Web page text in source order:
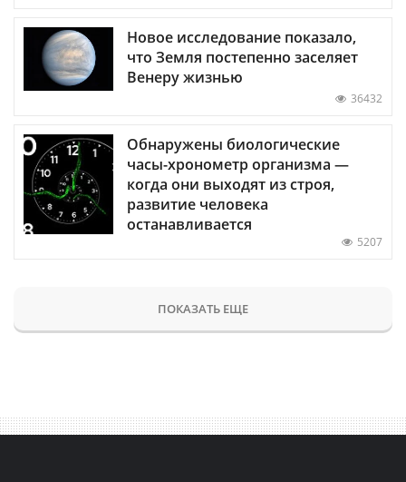
Новое исследование показало,
что Земля постепенно заселяет
Венеру жизнью
36432
Обнаружены биологические
часы-хронометр организма —
когда они выходят из строя,
развитие человека
останавливается
5207
ПОКАЗАТЬ ЕЩЕ